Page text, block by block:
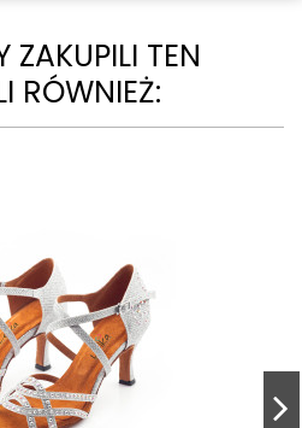
ZAKUPILI TEN
RÓWNIEŻ: